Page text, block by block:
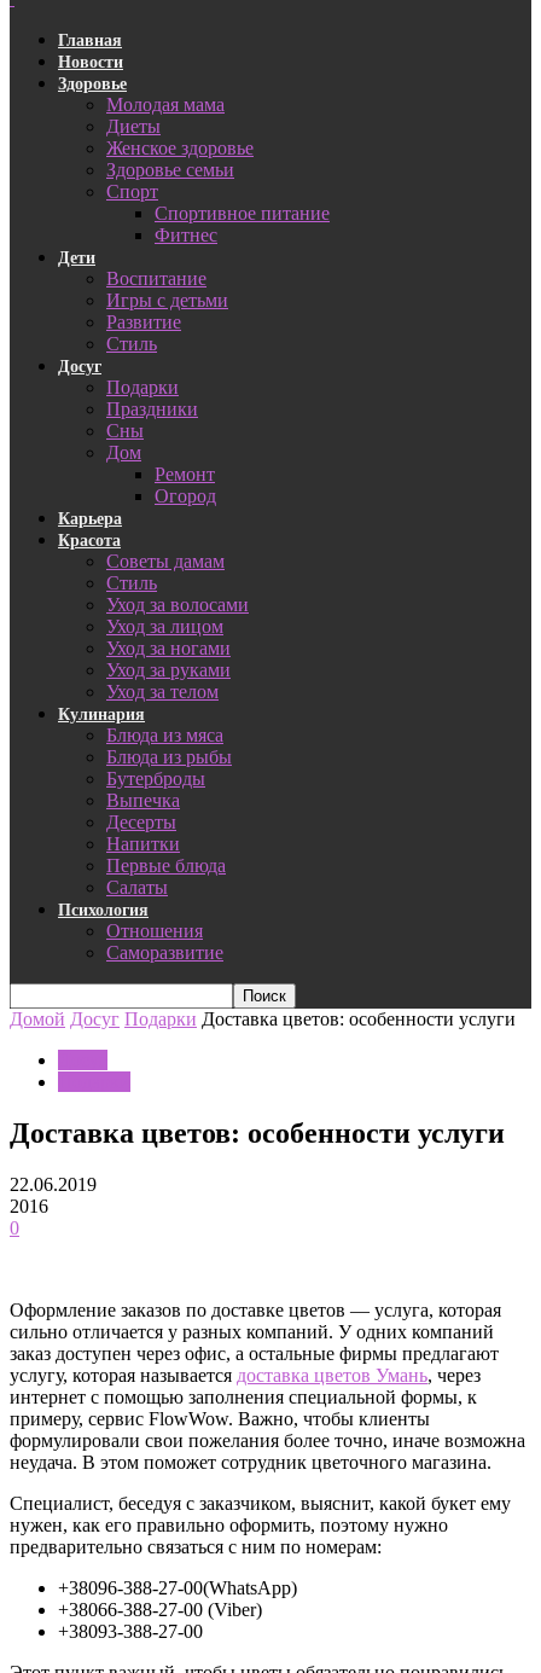
Главная
Новости
Здоровье
Молодая мама
Диеты
Женское здоровье
Здоровье семьи
Спорт
Спортивное питание
Фитнес
Дети
Воспитание
Игры с детьми
Развитие
Стиль
Досуг
Подарки
Праздники
Сны
Дом
Ремонт
Огород
Карьера
Красота
Советы дамам
Стиль
Уход за волосами
Уход за лицом
Уход за ногами
Уход за руками
Уход за телом
Кулинария
Блюда из мяса
Блюда из рыбы
Бутерброды
Выпечка
Десерты
Напитки
Первые блюда
Салаты
Психология
Отношения
Саморазвитие
Домой Досуг Подарки Доставка цветов: особенности услуги
Доставка цветов: особенности услуги
22.06.2019
2016
0
Оформление заказов по доставке цветов — услуга, которая
сильно отличается у разных компаний. У одних компаний
заказ доступен через офис, а остальные фирмы предлагают
услугу, которая называется доставка цветов Умань, через
интернет с помощью заполнения специальной формы, к
примеру, сервис FlowWow. Важно, чтобы клиенты
формулировали свои пожелания более точно, иначе возможна
неудача. В этом поможет сотрудник цветочного магазина.
Специалист, беседуя с заказчиком, выяснит, какой букет ему
нужен, как его правильно оформить, поэтому нужно
предварительно связаться с ним по номерам:
+38096-388-27-00(WhatsApp)
+38066-388-27-00 (Viber)
+38093-388-27-00